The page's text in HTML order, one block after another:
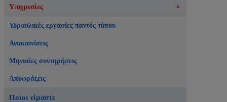
Υπηρεσίες
Υδραυλικές εργασίες παντός τύπου
Ανακαινίσεις
Μηνιαίες συντηρήσεις
Αποφράξεις
Ποιοι είμαστε